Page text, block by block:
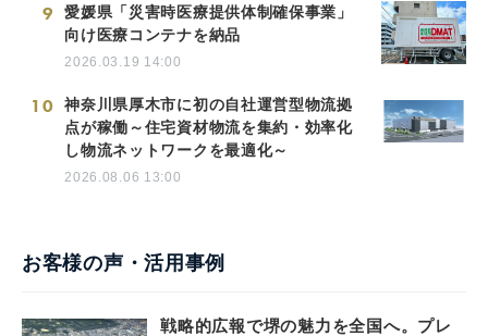
9
愛媛県「災害時医療提供体制確保事業」
向け医療コンテナを納品
2026.03.19 14:00
10
神奈川県厚木市に初の自社運営型物流拠
点が稼働～住宅資材物流を集約・効率化
し物流ネットワークを最適化～
2026.08.06 13:00
お客様の声・活用事例
戦略的広報で堺の魅力を全国へ。プレ